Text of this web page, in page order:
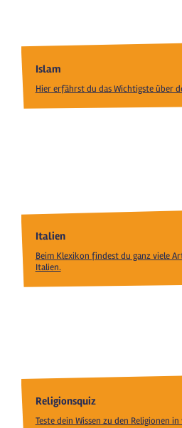
Islam
Hier erfährst du das Wichtigste über
Italien
Beim Klexikon findest du ganz viele
Italien.
Religionsquiz
Teste dein Wissen zu den Religionen